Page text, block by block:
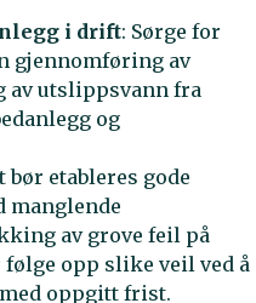
i drift: Sørge for
gjennomføring av
av utslippsvann fra
og
bør etableres gode
manglende
av grove feil på
følge opp slike veil ved å
oppgitt frist.